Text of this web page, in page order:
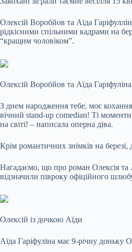
Олексій Воробйов та Аїда
рідкісними спільними кадрами на
“кращим чоловіком”.
Олексій Воробйов та Аїда Гаріфуліна
З днем народження тебе, моє
вічний stand-up comedian! Ті
на світі! – написала оперна діва.
Крім романтичних знімків на
Нагадаємо, що про роман Олексія та
відзначили півроку офіційного
Олексій із дочкою Аїди
Аїда Гаріфуліна має 9-річну доньку